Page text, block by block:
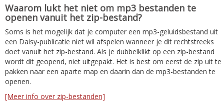
Waarom lukt het niet om mp3 bestanden te
openen vanuit het zip-bestand?
Soms is het mogelijk dat je computer een mp3-geluidsbestand uit
een Daisy-publicatie niet wil afspelen wanneer je dit rechtstreeks
doet vanuit het zip-bestand. Als je dubbelklikt op een zip-bestand
wordt dit geopend, niet uitgepakt. Het is best om eerst de zip uit te
pakken naar een aparte map en daarin dan de mp3-bestanden te
openen.
[Meer info over zip-bestanden]